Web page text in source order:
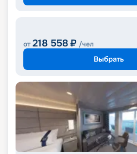
от 218 558 ₽ /чел
Выбрать